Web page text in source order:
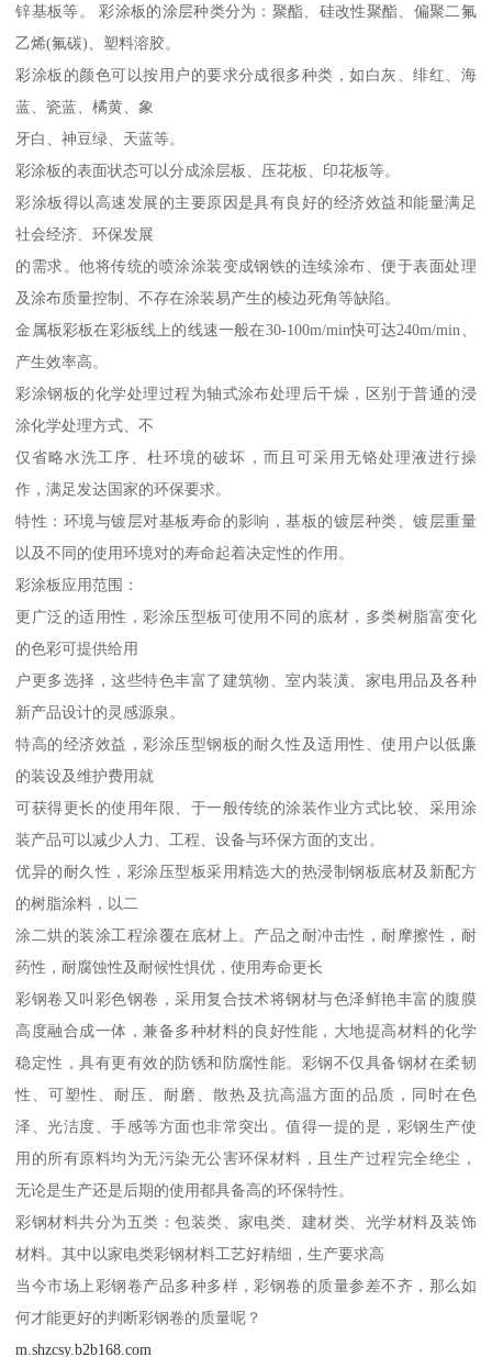
锌基板等。 彩涂板的涂层种类分为：聚酯、硅改性聚酯、偏聚二氟
乙烯(氟碳)、塑料溶胶。
彩涂板的颜色可以按用户的要求分成很多种类，如白灰、绯红、海
蓝、瓷蓝、橘黄、象
牙白、神豆绿、天蓝等。
彩涂板的表面状态可以分成涂层板、压花板、印花板等。
彩涂板得以高速发展的主要原因是具有良好的经济效益和能量满足
社会经济、环保发展
的需求。他将传统的喷涂涂装变成钢铁的连续涂布、便于表面处理
及涂布质量控制、不存在涂装易产生的棱边死角等缺陷。
金属板彩板在彩板线上的线速一般在30-100m/min快可达240m/min、
产生效率高。
彩涂钢板的化学处理过程为轴式涂布处理后干燥，区别于普通的浸
涂化学处理方式、不
仅省略水洗工序、杜环境的破坏，而且可采用无铬处理液进行操
作，满足发达国家的环保要求。
特性：环境与镀层对基板寿命的影响，基板的镀层种类、镀层重量
以及不同的使用环境对的寿命起着决定性的作用。
彩涂板应用范围：
更广泛的适用性，彩涂压型板可使用不同的底材，多类树脂富变化
的色彩可提供给用
户更多选择，这些特色丰富了建筑物、室内装潢、家电用品及各种
新产品设计的灵感源泉。
特高的经济效益，彩涂压型钢板的耐久性及适用性、使用户以低廉
的装设及维护费用就
可获得更长的使用年限、于一般传统的涂装作业方式比较、采用涂
装产品可以减少人力、工程、设备与环保方面的支出。
优异的耐久性，彩涂压型板采用精选大的热浸制钢板底材及新配方
的树脂涂料，以二
涂二烘的装涂工程涂覆在底材上。产品之耐冲击性，耐摩擦性，耐
药性，耐腐蚀性及耐候性惧优，使用寿命更长
彩钢卷又叫彩色钢卷，采用复合技术将钢材与色泽鲜艳丰富的腹膜
高度融合成一体，兼备多种材料的良好性能，大地提高材料的化学
稳定性，具有更有效的防锈和防腐性能。彩钢不仅具备钢材在柔韧
性、可塑性、耐压、耐磨、散热及抗高温方面的品质，同时在色
泽、光洁度、手感等方面也非常突出。值得一提的是，彩钢生产使
用的所有原料均为无污染无公害环保材料，且生产过程完全绝尘，
无论是生产还是后期的使用都具备高的环保特性。
彩钢材料共分为五类：包装类、家电类、建材类、光学材料及装饰
材料。其中以家电类彩钢材料工艺好精细，生产要求高
当今市场上彩钢卷产品多种多样，彩钢卷的质量参差不齐，那么如
何才能更好的判断彩钢卷的质量呢？
m.shzcsy.b2b168.com